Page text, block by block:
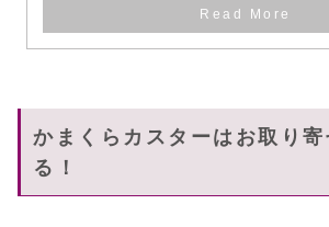
かまくらカスターはお取り寄
る！